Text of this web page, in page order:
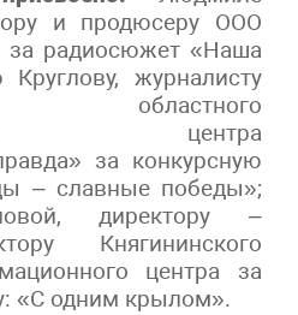
и продюсеру ООО
радиосюжет «Наша
журналисту
областного
центра
за конкурсную
– славные победы»;
директору –
Княгининского
центра за
«С одним крылом».